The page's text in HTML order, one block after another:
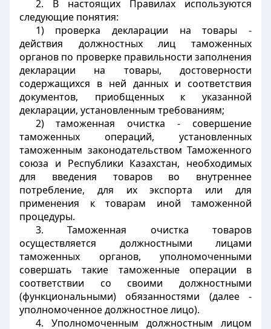
2. В настоящих Правилах используются
следующие понятия:
1) проверка декларации на товары -
действия должностных лиц таможенных
органов по проверке правильности заполнения
декларации на товары, достоверности
содержащихся в ней данных и соответствия
документов, приобщенных к указанной
декларации, установленным требованиям;
2) таможенная очистка - совершение
таможенных операций, установленных
таможенным законодательством Таможенного
союза и Республики Казахстан, необходимых
для введения товаров во внутреннее
потребление, для их экспорта или для
применения к товарам иной таможенной
процедуры.
3. Таможенная очистка товаров
осуществляется должностными лицами
таможенных органов, уполномоченными
совершать такие таможенные операции в
соответствии со своими должностными
(функциональными) обязанностями (далее -
уполномоченное должностное лицо).
4. Уполномоченным должностным лицом